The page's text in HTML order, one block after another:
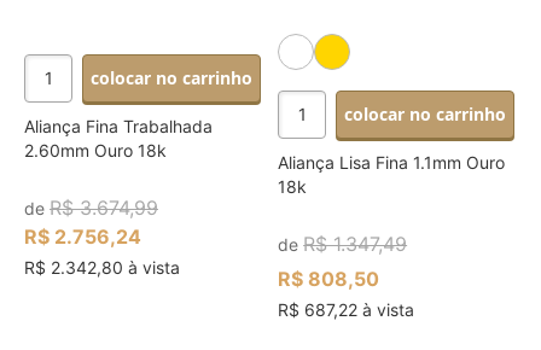
colocar no carrinho
Aliança Fina Trabalhada
2.60mm Ouro 18k
de R$ 3.674,99
R$ 2.756,24
R$ 2.342,80 à vista
colocar no carrinho
Aliança Lisa Fina 1.1mm Ouro
18k
deR$ 1.347,49
R$ 808,50
R$ 687,22 à vista